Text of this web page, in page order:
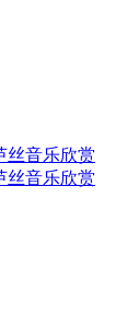
丝音乐欣赏
丝音乐欣赏